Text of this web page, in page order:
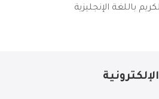
باللغة الإنجليزية